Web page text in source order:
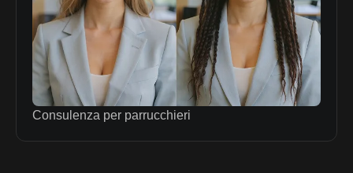
Consulenza per parrucchieri